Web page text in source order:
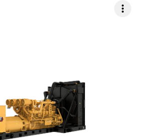
more_vert